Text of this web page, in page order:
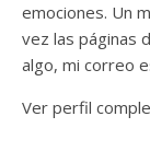
emociones. Un
vez las páginas
algo, mi correo
Ver perfil